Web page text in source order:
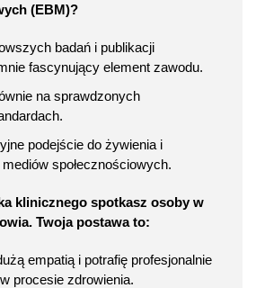
(EBM)?
badań i publikacji
fascynujący element zawodu.
na sprawdzonych
podejście do żywienia i
społecznościowych.
klinicznego spotkasz osoby w
Twoja postawa to:
empatią i potrafię profesjonalnie
procesie zdrowienia.